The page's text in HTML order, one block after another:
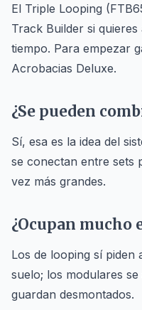
El Triple Looping
Track Builder si
tiempo. Para empezar
Acrobacias Deluxe.
¿Se pueden
Sí, esa es la idea del
se conectan entre sets
vez más grandes.
¿Ocupan mucho
Los de looping sí piden
suelo; los modulares
guardan desmontados.